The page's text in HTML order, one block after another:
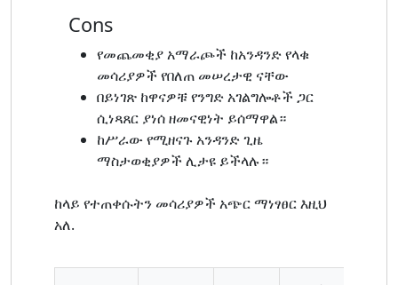
Cons
የመጨመቂያ አማራጮች ከአንዳንድ የላቁ
መሳሪያዎች የበለጠ መሠረታዊ ናቸው
በይነገጽ ከዋናዎቹ የንግድ አገልግሎቶች ጋር
ሲነጻጸር ያነሰ ዘመናዊነት ይሰማዋል።
ከሥራው የሚዘናጉ አንዳንድ ጊዜ
ማስታወቂያዎች ሊታዩ ይችላሉ።
ከላይ የተጠቀሱትን መሳሪያዎች አጭር ማነፃፀር እዚህ
አለ.